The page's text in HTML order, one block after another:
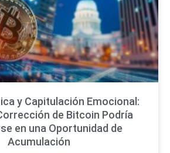
y Capitulación Emocional:
de Bitcoin Podría
en una Oportunidad de
Acumulación